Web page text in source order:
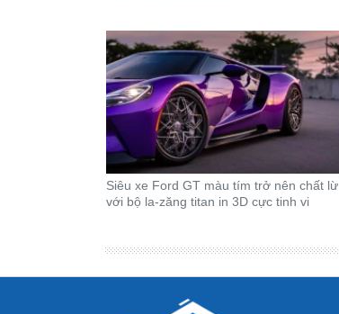
Siêu xe Ford GT màu tím trở nên chất lừ
với bộ la-zăng titan in 3D cực tinh vi